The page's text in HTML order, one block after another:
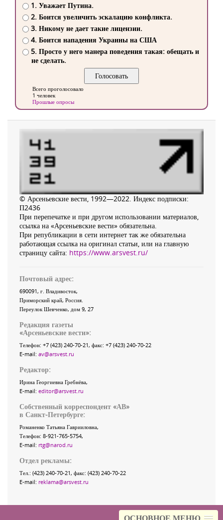
1. Уважает Путина.
2. Боится увеличить эскалацию конфликта.
3. Никому не дает такие лицензии.
4. Боится нападения Украины на США
5. Просто у него манера поведения такая: обещать и
не сделать.
Всего проголосовало
1 человек
Прошлые опросы
© Арсеньевские вести, 1992—2022. Индекс подписки:
П2436
При перепечатке и при другом использовании материалов,
ссылка на «Арсеньевские вести» обязательна.
При републикации в сети интернет так же обязательна
работающая ссылка на оригинал статьи, или на главную
страницу сайта: https://www.arsvest.ru/
Почтовый адрес:
690091, г. Владивосток,
Приморский край, Россия
Переулок Шевченко, дом 9, 27
Редакция газеты
«Арсеньевские вести»:
Телефон: +7 (423) 240-70-21, факс: +7 (423) 240-70-22
E-mail: av@arsvest.ru
Редактор:
Ирина Георгиевна Гребнёва,
E-mail: editor@arsvest.ru
Собственный корреспондент «АВ»
в Санкт-Петербурге:
Романенко Татьяна Гаврииловна,
Телефон: 8-921-765-5754,
E-mail: rtg@narod.ru
Отдел рекламы:
Тел.: (423) 240-70-21, факс: (423) 240-70-22
E-mail: reklama@arsvest.ru